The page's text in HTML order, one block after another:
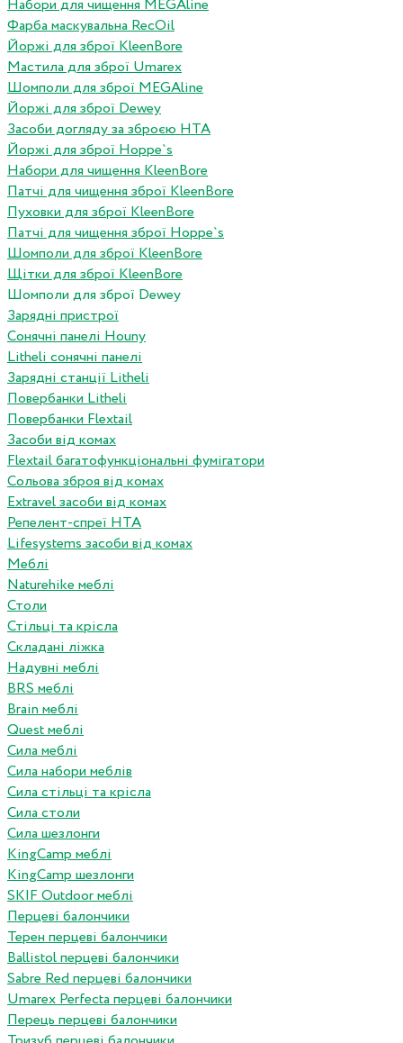
Набори для чищення MEGAline
Фарба маскувальна RecOil
Йоржі для зброї KleenBore
Мастила для зброї Umarex
Шомполи для зброї MEGAline
Йоржі для зброї Dewey
Засоби догляду за зброєю HTA
Йоржі для зброї Hoppe`s
Набори для чищення KleenBore
Патчі для чищення зброї KleenBore
Пуховки для зброї KleenBore
Патчі для чищення зброї Hoppe`s
Шомполи для зброї KleenBore
Щітки для зброї KleenBore
Шомполи для зброї Dewey
Зарядні пристрої
Сонячні панелі Houny
Litheli сонячні панелі
Зарядні станції Litheli
Повербанки Litheli
Повербанки Flextail
Засоби від комах
Flextail багатофункціональні фумігатори
Сольова зброя від комах
Extravel засоби від комах
Репелент-спреї HTA
Lifesystems засоби від комах
Меблі
Naturehike меблі
Столи
Стільці та крісла
Складані ліжка
Надувні меблі
BRS меблі
Brain меблі
Quest меблі
Сила меблі
Сила набори меблів
Сила стільці та крісла
Сила столи
Сила шезлонги
KingCamp меблі
KingCamp шезлонги
SKIF Outdoor меблі
Перцеві балончики
Терен перцеві балончики
Ballistol перцеві балончики
Sabre Red перцеві балончики
Umarex Perfecta перцеві балончики
Перець перцеві балончики